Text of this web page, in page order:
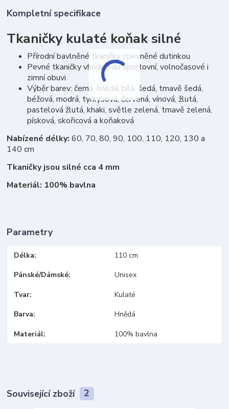
Kompletní specifikace
Tkaničky kulaté koňak silné
Přírodní bavlněné tkaničky zpevněné dutinkou
Pevné tkaničky vhodné do sportovní, volnočasové i
zimní obuvi
Výběr barev: černá, hnědá, bílá, šedá, tmavě šedá,
béžová, modrá, tyrkysová, červená, vínová, žlutá,
pastelová žlutá, khaki, světle zelená, tmavě zelená,
písková, skořicová a koňaková
Nabízené délky: 60, 70, 80, 90, 100, 110, 120, 130 a
140 cm
Tkaničky jsou silné cca 4 mm
Materiál: 100% bavlna
Parametry
Délka 110 cm
Pánské/Dámské Unisex
Tvar Kulaté
Barva Hnědá
Materiál 100% bavlna
Související zboží 2